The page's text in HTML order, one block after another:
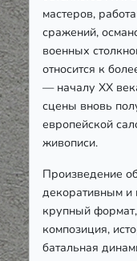
мастеров,
сражений,
военных
относится к
— началу XX
сцены вновь
европейской
живописи.
Произведение
декоративным и
крупный
композиция,
батальная